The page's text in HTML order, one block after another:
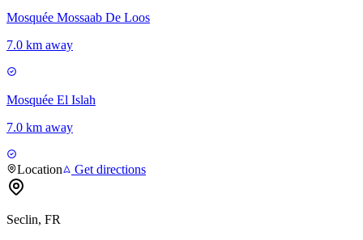
Mosquée Mossaab De Loos
7.0 km away
Mosquée El Islah
7.0 km away
Location Get directions
Seclin, FR